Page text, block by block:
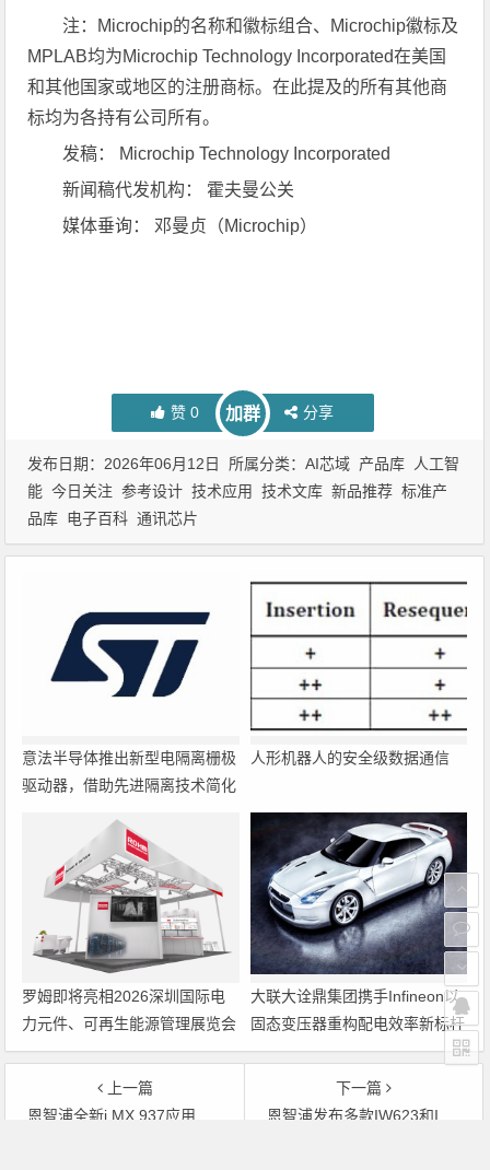
注：Microchip的名称和徽标组合、Microchip徽标及
MPLAB均为Microchip Technology Incorporated在美国
和其他国家或地区的注册商标。在此提及的所有其他商
标均为各持有公司所有。
发稿： Microchip Technology Incorporated
新闻稿代发机构： 霍夫曼公关
媒体垂询： 邓曼贞（Microchip）
赞 0 加群 分享
发布日期：2026年06月12日 所属分类：AI芯域 产品库
人工智
能 今日关注 参考设计 技术应用 技术文库 新品推荐 标准产
品库 电子百科 通讯芯片
意法半导体推出新型电隔离栅极
驱动器，借助先进隔离技术简化
人形机器人的安全级数据通信
罗姆即将亮相2026深圳国际电
力元件、可再生能源管理展览会
暨研讨会
大联大诠鼎集团携手Infineon以
固态变压器重构配电效率新标杆
上一篇
恩智浦全新i.MX 937应用处理器助力拓展设计愿景
下一篇
恩智浦发布多款IW623和IW693无线模块，加速解锁Wi-Fi 6E强大能力